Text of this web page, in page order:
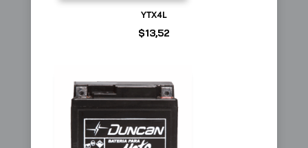
YTX4L
$13,52